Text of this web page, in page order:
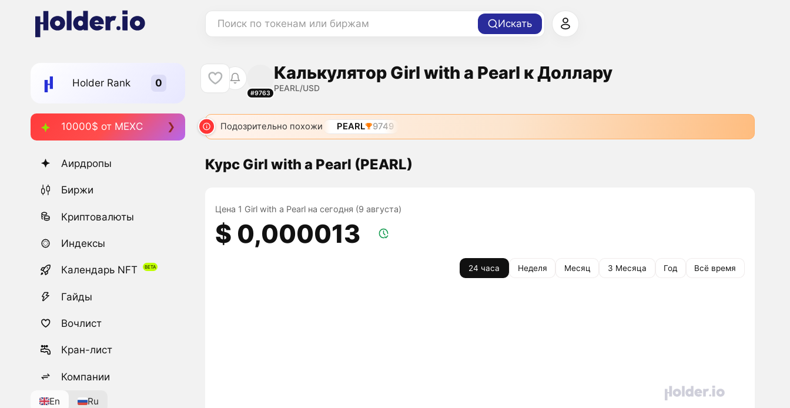
Поиск по токенам или биржам Искать
Holder Rank
10000$ от MEXC
Аирдропы
Биржи
Криптовалюты
Индексы
Календарь NFT
Гайды
Вочлист
Кран-лист
Компании
En Ru
#9763
Калькулятор Girl with a Pearl к Доллару
PEARL/USD
Подозрительно похожи PEARL 9749
Курс Girl with a Pearl (PEARL)
Цена 1 Girl with a Pearl на сегодня (9 августа)
$ 0,000013
24 часа Неделя Месяц 3 Месяца Год Всё время